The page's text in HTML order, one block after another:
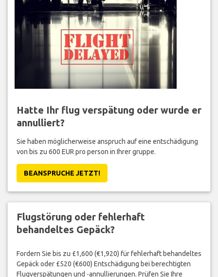
Hatte Ihr flug verspätung oder wurde er
annulliert?
Sie haben möglicherweise anspruch auf eine entschädigung
von bis zu 600 EUR pro person in Ihrer gruppe.
BEANSPRUCHE JETZT!
Flugstörung oder fehlerhaft
behandeltes Gepäck?
Fordern Sie bis zu £1,600 (€1,920) für fehlerhaft behandeltes
Gepäck oder £520 (€600) Entschädigung bei berechtigten
Flugverspätungen und -annullierungen. Prüfen Sie Ihre